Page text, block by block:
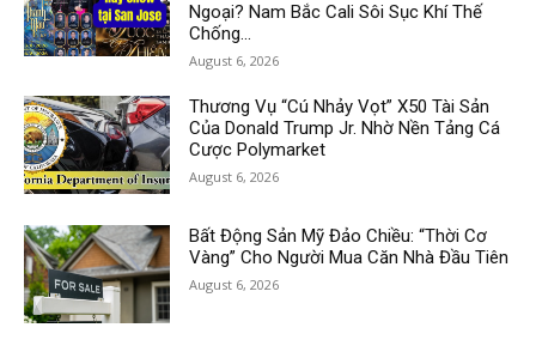
Ngoại? Nam Bắc Cali Sôi Sục Khí Thế
Chống...
August 6, 2026
Thương Vụ “Cú Nhảy Vọt” X50 Tài Sản
Của Donald Trump Jr. Nhờ Nền Tảng Cá
Cược Polymarket
August 6, 2026
Bất Động Sản Mỹ Đảo Chiều: “Thời Cơ
Vàng” Cho Người Mua Căn Nhà Đầu Tiên
August 6, 2026